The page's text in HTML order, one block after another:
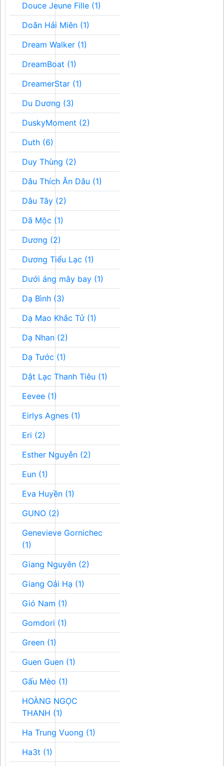
Douce Jeune Fille (1)
Doãn Hải Miên (1)
Dream Walker (1)
DreamBoat (1)
DreamerStar (1)
Du Dương (3)
DuskyMoment (2)
Duth (6)
Duy Thùng (2)
Dâu Thích Ăn Dâu (1)
Dâu Tây (2)
Dã Mộc (1)
Dương (2)
Dương Tiểu Lạc (1)
Dưới áng mây bay (1)
Dạ Bình (3)
Dạ Mao Khắc Tử (1)
Dạ Nhan (2)
Dạ Tước (1)
Dật Lạc Thanh Tiêu (1)
Eevee (1)
Eirlys Agnes (1)
Eri (2)
Esther Nguyễn (2)
Eun (1)
Eva Huyền (1)
GUNO (2)
Genevieve Gornichec
(1)
Giang Nguyên (2)
Giang Oải Hạ (1)
Gió Nam (1)
Gomdori (1)
Green (1)
Guen Guen (1)
Gấu Mèo (1)
HOÀNG NGỌC
THANH (1)
Ha Trung Vuong (1)
Ha3t (1)